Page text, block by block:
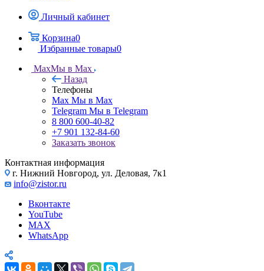
Личный кабинет
Корзина0
Избранные товары0
MaxМы в Max
Назад
Телефоны
Max Мы в Max
Telegram Мы в Telegram
8 800 600-40-82
+7 901 132-84-60
Заказать звонок
Контактная информация
г. Нижний Новгород, ул. Деловая, 7к1
info@zistor.ru
Вконтакте
YouTube
MAX
WhatsApp